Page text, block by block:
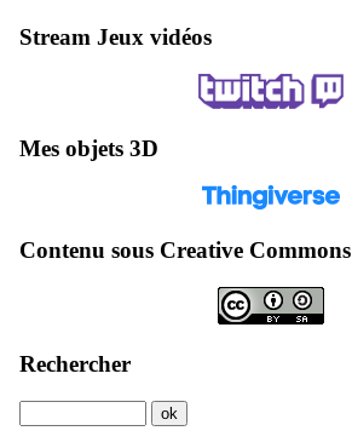
Stream Jeux vidéos
Mes objets 3D
Contenu sous Creative Commons
Rechercher